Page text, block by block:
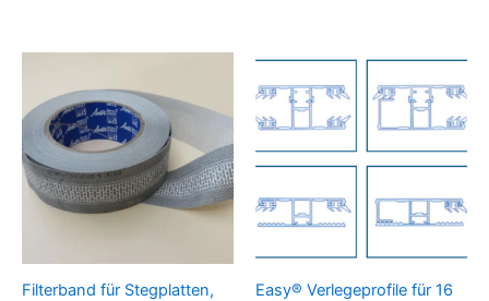
Filterband für Stegplatten,
Easy® Verlegeprofile für 16